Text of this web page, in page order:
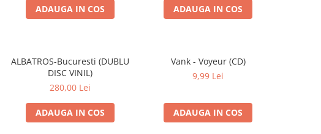
ADAUGA IN COS ADAUGA IN COS
ALBATROS-Bucuresti (DUBLU
DISC VINIL)
280,00 Lei
ADAUGA IN COS
Vank - Voyeur (CD)
9,99 Lei
ADAUGA IN COS